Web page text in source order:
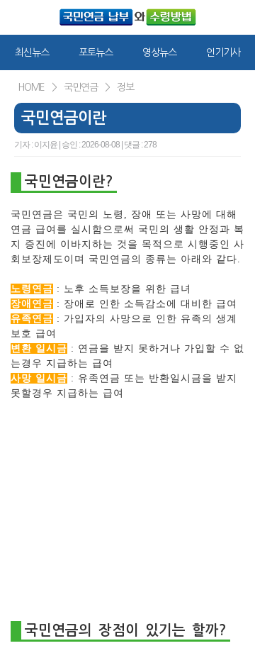
최신뉴스 포토뉴스 영상뉴스 인기기사
HOME > 국민연금 > 정보
국민연금이란
기자 : 이지윤 | 승인 : 2026-08-08 | 댓글 : 278
국민연금이란?
국민연금은 국민의 노령, 장애 또는 사망에 대해
연금 급여를 실시함으로써 국민의 생활 안정과 복
지 증진에 이바지하는 것을 목적으로 시행중인 사
회보장제도이며 국민연금의 종류는 아래와 같다.
노령연금 : 노후 소득보장을 위한 급녀
장애연금 : 장애로 인한 소득감소에 대비한 급여
유족연금 : 가입자의 사망으로 인한 유족의 생계
보호 급여
변환 일시금 : 연금을 받지 못하거나 가입할 수 없
는경우 지급하는 급여
사망 일시금 : 유족연금 또는 반환일시금을 받지
못할경우 지급하는 급여
국민연금의 장점이 있기는 할까?